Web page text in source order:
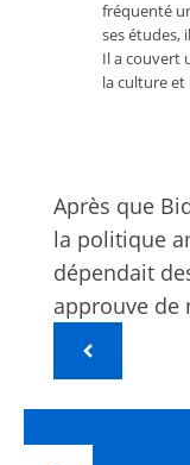
fréquenté
ses études,
Il a couvert
la culture et
Après que
la politique
dépendait
approuve de